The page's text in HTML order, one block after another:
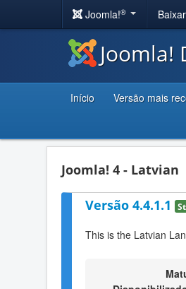
Joomla!®
Joomla!
Início Versão mais
Joomla! 4 - Latvian
Versão 4.4.1.1
This is the Latvian